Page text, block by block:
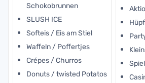
Schokobrunnen
SLUSH ICE
Softeis / Eis am Stiel
Waffeln / Poffertjes
Crépes / Churros
Donuts / twisted Potatos